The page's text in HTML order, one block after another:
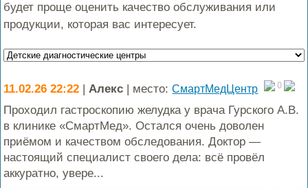
будет проще оценить качество обслуживания или
продукции, которая вас интересует.
0
11.02.26 22:22 |Алекс | место:СмартМедЦентр
Проходил гастроскопию желудка у врача Гурского А.В.
в клинике «СмартМед». Остался очень доволен
приёмом и качеством обследования. Доктор —
настоящий специалист своего дела: всё провёл
аккуратно, увере...